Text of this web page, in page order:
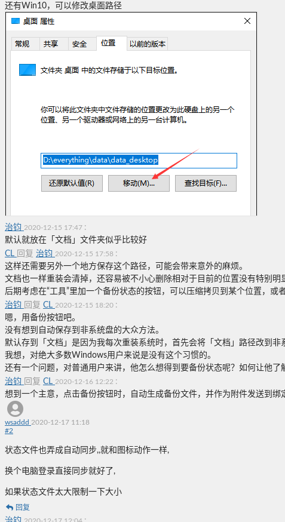
还有Win10，可以修改桌面路径
治钧 2020-12-15 17:47 :
默认就放在「文档」文件夹似乎比较好
CL 回复 治钧 2020-12-15 17:58 :
这样还需要另外一个地方保存这个路径，可能会带来意外的麻烦。
文档也一样重装会清掉，还容易被不小心删除相对于目前的位置没有特别明
后期考虑在“工具”里加一个备份状态的按钮，可以压缩拷贝到某个位置，或
治钧 回复 CL 2020-12-15 18:20 :
嗯，用备份按钮吧。
没有想到自动保存到非系统盘的大众方法。
默认存到「文档」是因为我每次重装系统时，首先会将「文档」路径改到
我想，对绝大多数Windows用户来说是没有这个习惯的。
还有一个问题，对普通用户来讲，他怎么想得到要备份状态呢？如何让他了
治钧 回复 CL 2020-12-16 12:22 :
想到一个主意，点击备份按钮时，自动生成备份文件，并作为附件发送到绑
wsaddd 2020-12-17 11:18
#2
状态文件也弄成自动同步,,就和图标动作一样,
换个电脑登录直接同步就好了,
如果状态文件太大限制一下大小
回复